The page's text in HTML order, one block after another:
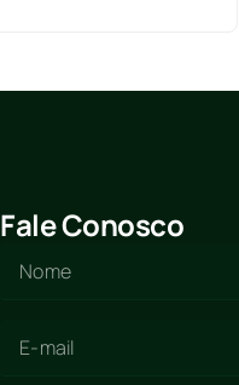
Fale Conosco